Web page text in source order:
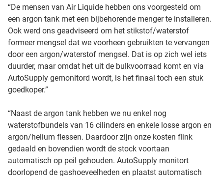
“De mensen van Air Liquide hebben ons voorgesteld om
een argon tank met een bijbehorende menger te installeren.
Ook werd ons geadviseerd om het stikstof/waterstof
formeer mengsel dat we voorheen gebruikten te vervangen
door een argon/waterstof mengsel. Dat is op zich wel iets
duurder, maar omdat het uit de bulkvoorraad komt en via
AutoSupply gemonitord wordt, is het finaal toch een stuk
goedkoper.”
“Naast de argon tank hebben we nu enkel nog
waterstofbundels van 16 cilinders en enkele losse argon en
argon/helium flessen. Daardoor zijn onze kosten flink
gedaald en bovendien wordt de stock voortaan
automatisch op peil gehouden. AutoSupply monitort
doorlopend de gashoeveelheden en plaatst automatisch